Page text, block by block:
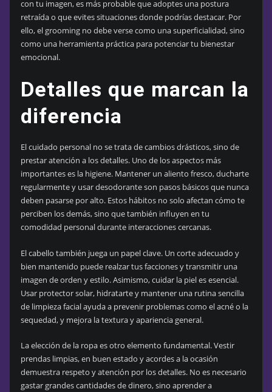
con tu imagen, es más probable que adoptes una postura
retraída o que evites situaciones donde podrías destacar. Por
ello, el grooming no debe verse como una superficialidad, sino
como una herramienta práctica para potenciar tu bienestar
emocional.
Detalles que marcan la
diferencia
El cuidado personal no se trata de cambios drásticos, sino de
prestar atención a los detalles. Uno de los aspectos más
importantes es la higiene. Mantener un aliento fresco, ducharte
regularmente y usar desodorante son pasos básicos que nunca
deben pasarse por alto. Estos hábitos no solo afectan cómo te
perciben los demás, sino que también influyen en tu
comodidad personal durante interacciones cercanas.
El cabello también juega un papel clave. Un corte adecuado y
bien mantenido puede realzar tus facciones y transmitir una
imagen de orden y estilo. Asimismo, cuidar la piel es esencial.
Usar protector solar, hidratarte y mantener una rutina sencilla
de limpieza facial ayuda a prevenir problemas como el acné o la
sequedad, y mejora la textura y apariencia general.
La elección de la ropa es otro elemento fundamental. Vestir
prendas limpias, en buen estado y acordes a la ocasión
demuestra respeto y atención por los detalles. No es necesario
gastar grandes cantidades de dinero, sino aprender a